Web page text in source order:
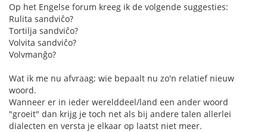
Op het Engelse forum kreeg ik de volgende suggesties:
Rulita sandviĉo?
Tortilja sandviĉo?
Volvita sandviĉo?
Volvmanĝo?
Wat ik me nu afvraag; wie bepaalt nu zo'n relatief nieuw
woord.
Wanneer er in ieder werelddeel/land een ander woord
"groeit" dan krijg je toch net als bij andere talen allerlei
dialecten en versta je elkaar op laatst niet meer.